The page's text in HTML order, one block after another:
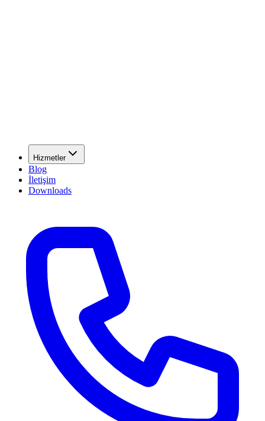
Hizmetler
Blog
İletişim
Downloads